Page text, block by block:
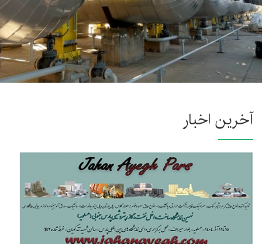
آخرین اخبار